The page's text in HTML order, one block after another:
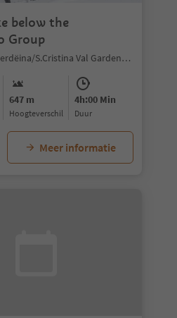
below the
Group
S.Cristina Gherdëina/S.Cristina Val Gardena/S.Cristina Gherdëina/St.Christina in Gröden, S.Crestina Gherdëina/Santa Cristina Val Gardana, Dolomites Region Val Gardena
647 m
Hoogteverschil
4h:00 Min
Duur
Meer informatie